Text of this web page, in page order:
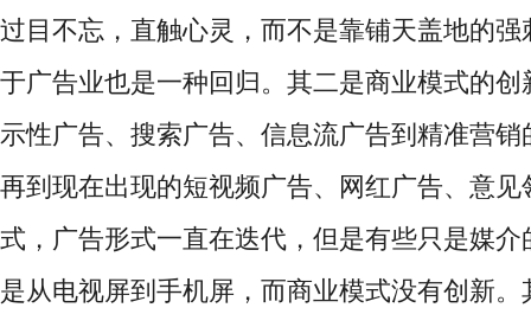
过目不忘，直触心灵，而不是靠铺天盖地的强
于广告业也是一种回归。其二是商业模式的创
示性广告、搜索广告、信息流广告到精准营销
再到现在出现的短视频广告、网红广告、意见
式，广告形式一直在迭代，但是有些只是媒介
是从电视屏到手机屏，而商业模式没有创新